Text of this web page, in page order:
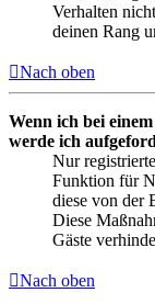
Verhalten
deinen Rang
Nach oben
Wenn ich bei
werde ich
Nur
Funktion für
diese von der
Diese
Gäste
Nach oben